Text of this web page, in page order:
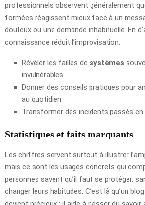
professionnels observent généralement
formées réagissent mieux face à un
douteux ou une demande inhabituelle. En
connaissance réduit l’improvisation.
Révéler les failles de systèmes
invulnérables.
Donner des conseils pratiques pour
au quotidien.
Transformer des incidents passés en
Statistiques et faits marquants
Les chiffres servent surtout à illustrer
mais ce sont les usages concrets qui
personnes savent qu’il faut se protéger,
changer leurs habitudes. C’est là qu’un